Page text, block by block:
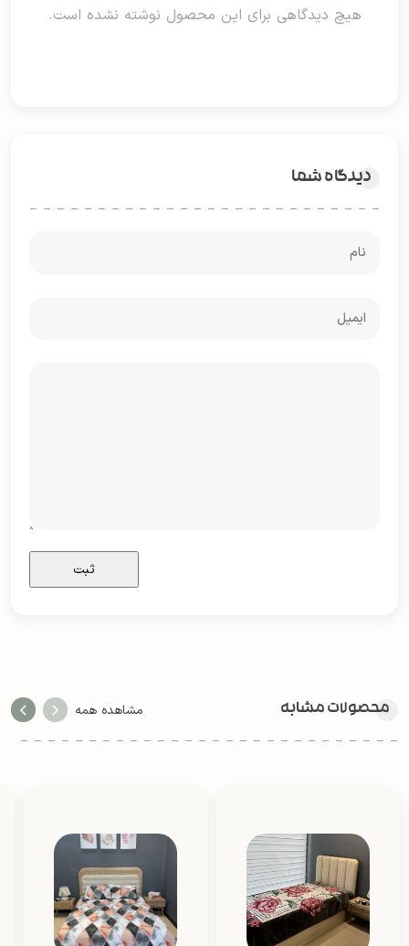
هیچ دیدگاهی برای این محصول نوشته نشده است.
دیدگاه شما
محصولات مشابه مشاهده همه